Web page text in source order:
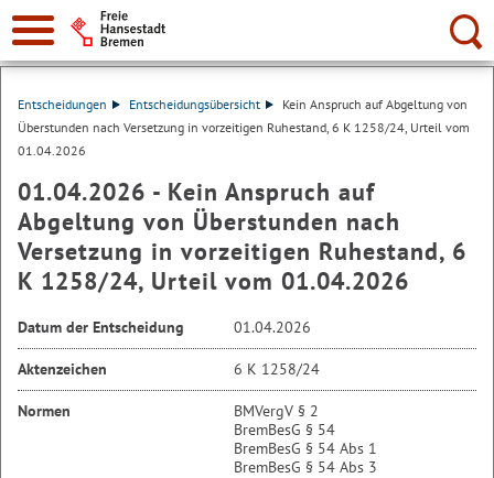
Suche:
Entscheidungen Entscheidungsübersicht
Kein Anspruch auf Abgeltung von
Überstunden nach Versetzung in vorzeitigen Ruhestand, 6 K 1258/24, Urteil vom
01.04.2026
01.04.2026 - Kein Anspruch auf
Abgeltung von Überstunden nach
Versetzung in vorzeitigen Ruhestand, 6
K 1258/24, Urteil vom 01.04.2026
Datum der Entscheidung 01.04.2026
Aktenzeichen 6 K 1258/24
Normen
BMVergV § 2
BremBesG § 54
BremBesG § 54 Abs 1
BremBesG § 54 Abs 3